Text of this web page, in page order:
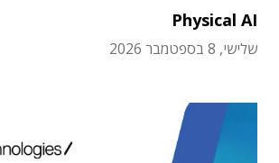
Physical AI
שלישי, 8 בספטמבר 2026